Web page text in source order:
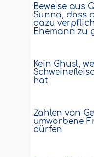
Beweise aus
Sunna, dass
dazu
Ehemann zu
Kein Ghusl,
hat
Zahlen von
umworbene
dürfen